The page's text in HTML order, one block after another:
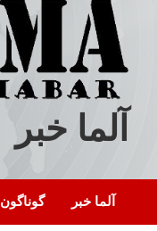
آلما خبر
آلما خبر گوناگون